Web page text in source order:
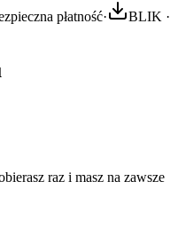
płatność·
BLIK ·
raz i masz na zawsze